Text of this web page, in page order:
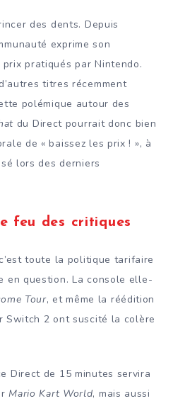
des dents. Depuis
exprime son
pratiqués par Nintendo.
titres récemment
polémique autour des
du Direct pourrait donc bien
de « baissez les prix ! », à
lors des derniers
feu des critiques
toute la politique tarifaire
en question. La console elle-
Tour, et même la réédition
Switch 2 ont suscité la colère
Direct de 15 minutes servira
Mario Kart World, mais aussi